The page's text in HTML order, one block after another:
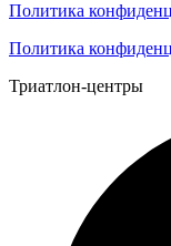
Политика
Политика
Триатлон-центры